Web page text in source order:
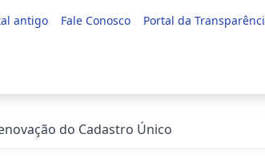
antigo Fale Conosco Portal da
do Cadastro Único